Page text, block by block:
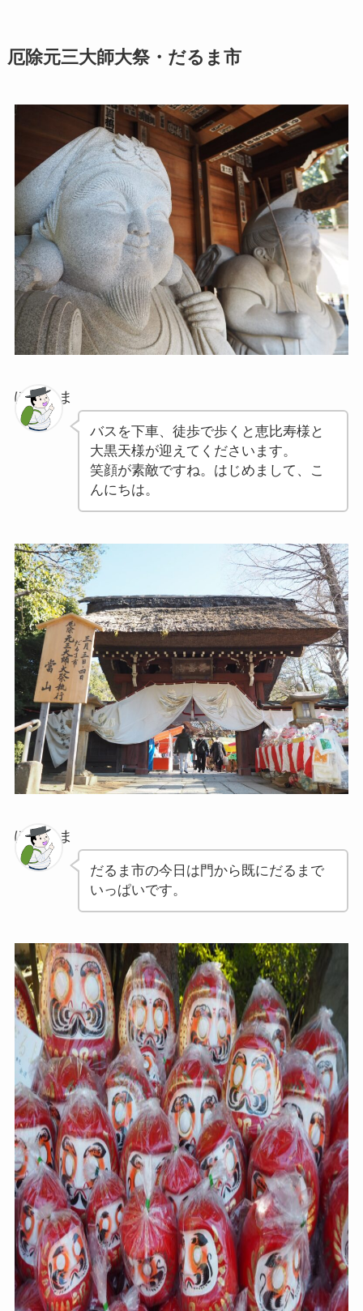
厄除元三大師大祭・だるま市
ぽちゃま
バスを下車、徒歩で歩くと恵比寿様と
大黒天様が迎えてくださいます。
笑顔が素敵ですね。はじめまして、こ
んにちは。
ぽちゃま
だるま市の今日は門から既にだるまで
いっぱいです。